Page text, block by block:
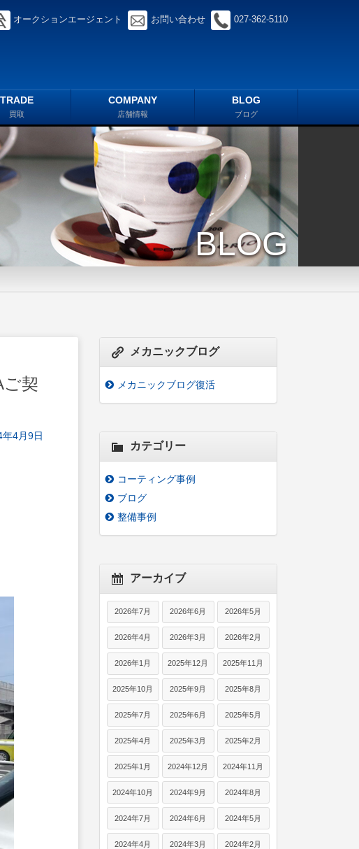
オークションエージェント お問い合わせ 027-362-5110
TRADE
買取
COMPANY
店舗情報
BLOG
ブログ
BLOG
ご契
年4月9日
メカニックブログ
メカニックブログ復活
カテゴリー
コーティング事例
ブログ
整備事例
アーカイブ
2026年7月 2026年6月 2026年5月
2026年4月 2026年3月 2026年2月
2026年1月 2025年12月 2025年11月
2025年10月 2025年9月 2025年8月
2025年7月 2025年6月 2025年5月
2025年4月 2025年3月 2025年2月
2025年1月 2024年12月 2024年11月
2024年10月 2024年9月 2024年8月
2024年7月 2024年6月 2024年5月
2024年4月 2024年3月 2024年2月